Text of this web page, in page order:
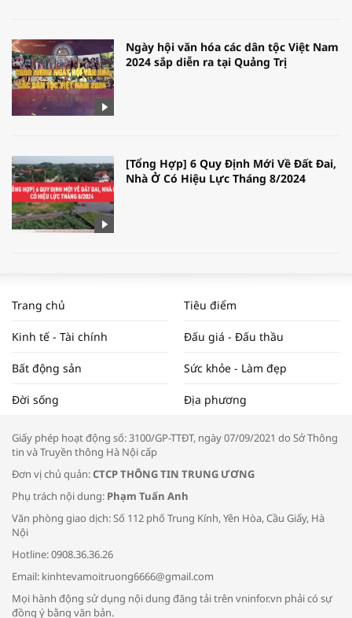
Ngày hội văn hóa các dân tộc Việt Nam
2024 sắp diễn ra tại Quảng Trị
[Tổng Hợp] 6 Quy Định Mới Về Đất Đai,
Nhà Ở Có Hiệu Lực Tháng 8/2024
NAM NĂM 2024 VÀ NĂM 2025 | NHỊP
ĐẬP THỊ TRƯỜNG #62
Tọa đàm “Xúc tiến thương mại: Khơi
Bác sĩ tư vấn cách phòng tránh bệnh
đường hô hấp trong thời tiết giao mùa
Trang chủ Tiêu điểm
Kinh tế - Tài chính Đấu giá - Đấu thầu
Bất động sản Sức khỏe - Làm đẹp
Đời sống Địa phương
Giấy phép hoạt động số: 3100/GP-TTĐT, ngày 07/09/2021 do Sở Thông
tin và Truyền thông Hà Nội cấp
Đơn vị chủ quản:CTCP THÔNG TIN TRUNG ƯƠNG
Phụ trách nội dung: Phạm Tuấn Anh
Văn phòng giao dịch: Số 112 phố Trung Kính, Yên Hòa, Cầu Giấy, Hà
Nội
Hotline: 0908.36.36.26
Email: kinhtevamoitruong6666@gmail.com
Mọi hành động sử dụng nội dung đăng tải trên vninfor.vn phải có sự
đồng ý bằng văn bản.